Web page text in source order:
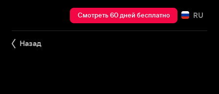
Смотреть 60 дней бесплатно RU
Назад